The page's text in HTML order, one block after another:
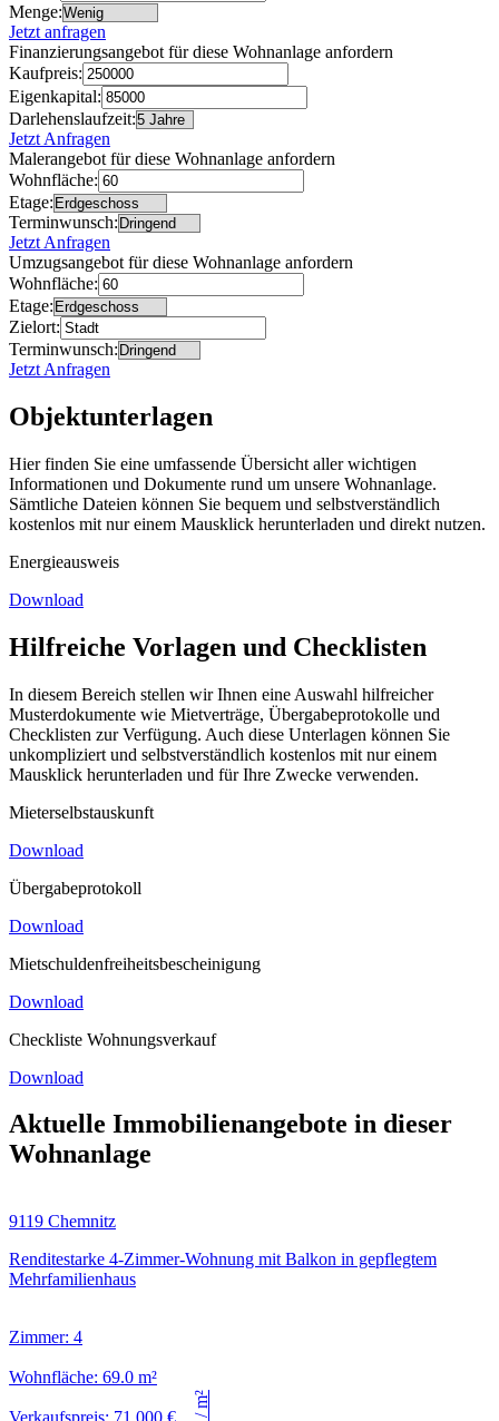
Menge:
Jetzt anfragen
Finanzierungsangebot für diese Wohnanlage anfordern
Kaufpreis:
Eigenkapital:
Darlehenslaufzeit:
Jetzt Anfragen
Malerangebot für diese Wohnanlage anfordern
Wohnfläche:
Etage:
Terminwunsch:
Jetzt Anfragen
Umzugsangebot für diese Wohnanlage anfordern
Wohnfläche:
Etage:
Zielort:
Terminwunsch:
Jetzt Anfragen
Objektunterlagen
Hier finden Sie eine umfassende Übersicht aller wichtigen
Informationen und Dokumente rund um unsere Wohnanlage.
Sämtliche Dateien können Sie bequem und selbstverständlich
kostenlos mit nur einem Mausklick herunterladen und direkt nutzen.
Energieausweis
Download
Hilfreiche Vorlagen und Checklisten
In diesem Bereich stellen wir Ihnen eine Auswahl hilfreicher
Musterdokumente wie Mietverträge, Übergabeprotokolle und
Checklisten zur Verfügung. Auch diese Unterlagen können Sie
unkompliziert und selbstverständlich kostenlos mit nur einem
Mausklick herunterladen und für Ihre Zwecke verwenden.
Mieterselbstauskunft
Download
Übergabeprotokoll
Download
Mietschuldenfreiheitsbescheinigung
Download
Checkliste Wohnungsverkauf
Download
Aktuelle Immobilienangebote in dieser
Wohnanlage
9119 Chemnitz
Renditestarke 4-Zimmer-Wohnung mit Balkon in gepflegtem
Mehrfamilienhaus
Zimmer: 4
Wohnfläche: 69.0 m²